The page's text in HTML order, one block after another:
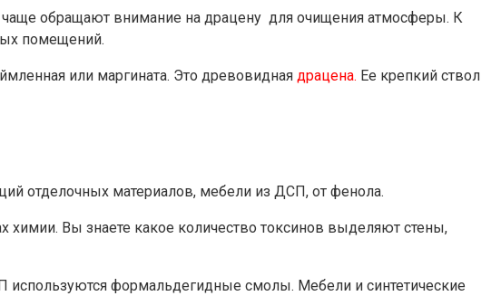
чаще обращают внимание на драцену для очищения атмосферы. К
помещений.
или маргината. Это древовидная драцена. Ее крепкий ствол
отделочных материалов, мебели из ДСП, от фенола.
Вы знаете какое количество токсинов выделяют стены,
формальдегидные смолы. Мебели и синтетические